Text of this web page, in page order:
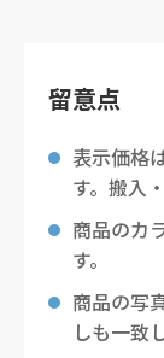
留意点
表示価格
す。搬入
商品のカ
す。
商品の写
しも一致